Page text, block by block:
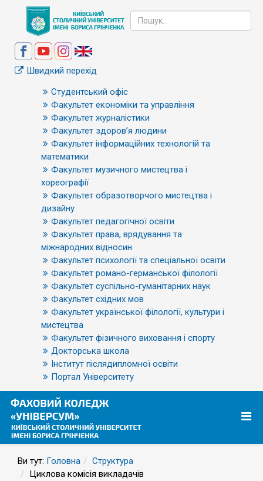
Швидкий перехід
Студентський офіс
Факультет економіки та управління
Факультет журналістики
Факультет здоров’я людини
Факультет інформаційних технологій та
математики
Факультет музичного мистецтва і
хореографії
Факультет образотворчого мистецтва і
дизайну
Факультет педагогічної освіти
Факультет права, врядування та
міжнародних відносин
Факультет психології та спеціальної освіти
Факультет романо-германської філології
Факультет суспільно-гуманітарних наук
Факультет східних мов
Факультет української філології, культури і
мистецтва
Факультет фізичного виховання і спорту
Докторська школа
Інститут післядипломної освіти
Портал Університету
Ви тут: Головна
Структура
Циклова комісія викладачів